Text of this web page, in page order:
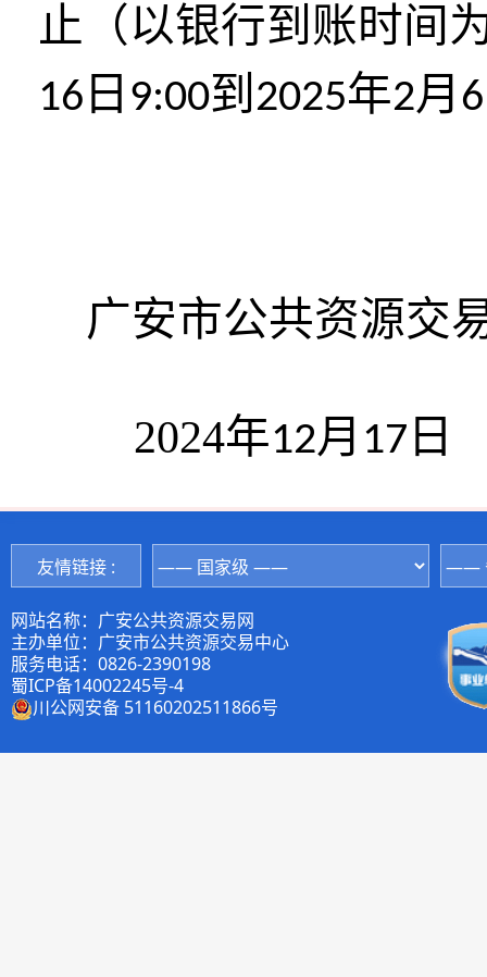
止（以银行到账时间
16 日 9:00到 2025年2月 6
广安市公共资源交
2024年12月 17 日
友情链接 :
网站名称：广安公共资源交易网
主办单位：广安市公共资源交易中心
服务电话：0826-2390198
蜀ICP备14002245号-4
川公网安备 51160202511866号